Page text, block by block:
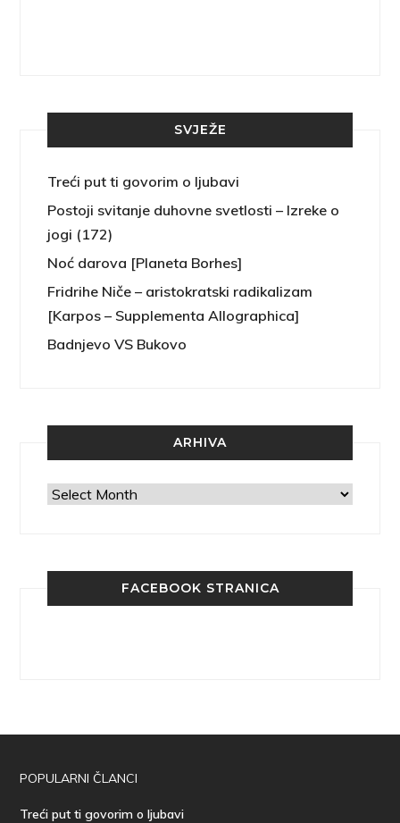
SVJEŽE
Treći put ti govorim o ljubavi
Postoji svitanje duhovne svetlosti – Izreke o
jogi (172)
Noć darova [Planeta Borhes]
Fridrihe Niče – aristokratski radikalizam
[Karpos – Supplementa Allographica]
Badnjevo VS Bukovo
ARHIVA
Arhiva
FACEBOOK STRANICA
POPULARNI ČLANCI
Treći put ti govorim o ljubavi